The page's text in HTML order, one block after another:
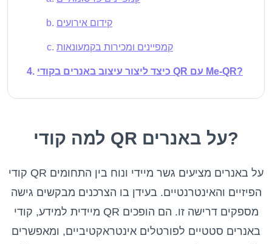
קידום אירועים
קמפיינים ומכירות בקמעונאות
כיצד ליצור עיצוב באנרים בקודי QR עם Me-QR?
למה קודי QR על באנרים?
קודי QR על באנרים מציעים גשר מיידי ונוח בין התחומים
הפיזיים והאינטרנטיים. בעידן בו הצרכנים מבקשים גישה
מיידית למידע, קודי QR מספקים דרישה זו. הם הופכים
באנרים סטטיים לפורטלים אינטראקטיביים, ומאפשרים